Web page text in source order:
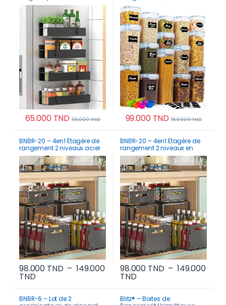
Crochets Rangement
Pratique Cuisine Salle de
Bain Réfrigérateur
65.000TND 119.000TND
Hermétiques + Étiquettes
stylo Cuisine Placard
99.000TND 159.000TND
BNBR-20 – 4en1 Étagère de
rangement 2 niveaux acier
inoxydable rangement
cuisine salle de bain et
garde-manger
98.000 TND – 149.000
TNDPlage de prix : 98.000 TND à 149.000 TND
BNBR-20 – 4en1 Étagère de
rangement 2 niveaux en
INOX rangement cuisine
salle de bain et garde-
manger
98.000 TND – 149.000
TNDPlage de prix : 98.000
BNBR-6 – Lot de 2
Blitz® – Boites de